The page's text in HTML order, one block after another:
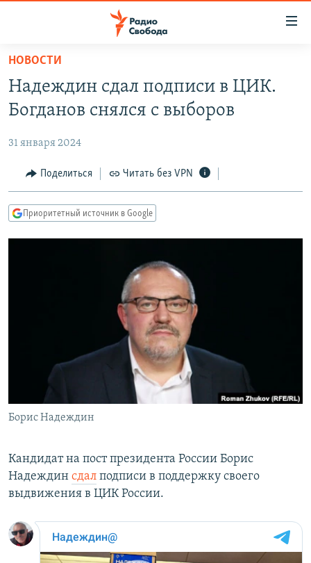
упрощенного
доступа
Вернуться
основному
Вернутся
главной
навигации
Вернутся
ПОДКАСТЫ
ЦИТАТЫ СВОБОДЫ
МНЕНИЯ
IDEL.РЕАЛИИ
РАСПИСАНИЕ ВЕЩАНИЯ
ПОДПИШИТЕСЬ НА РАССЫЛКУ
СОЦИАЛЬНЫЕ СЕТИ
Все сайты РСЕ/РС
НОВОСТИ
Надеждин сдал подписи в ЦИК.
Богданов снялся с выборов
31 января 2024
Поделиться Читать без VPN
Приоритетный источник в Google
Борис Надеждин
Кандидат на пост президента России Борис
Надеждин сдал подписи в поддержку своего
выдвижения в ЦИК России.